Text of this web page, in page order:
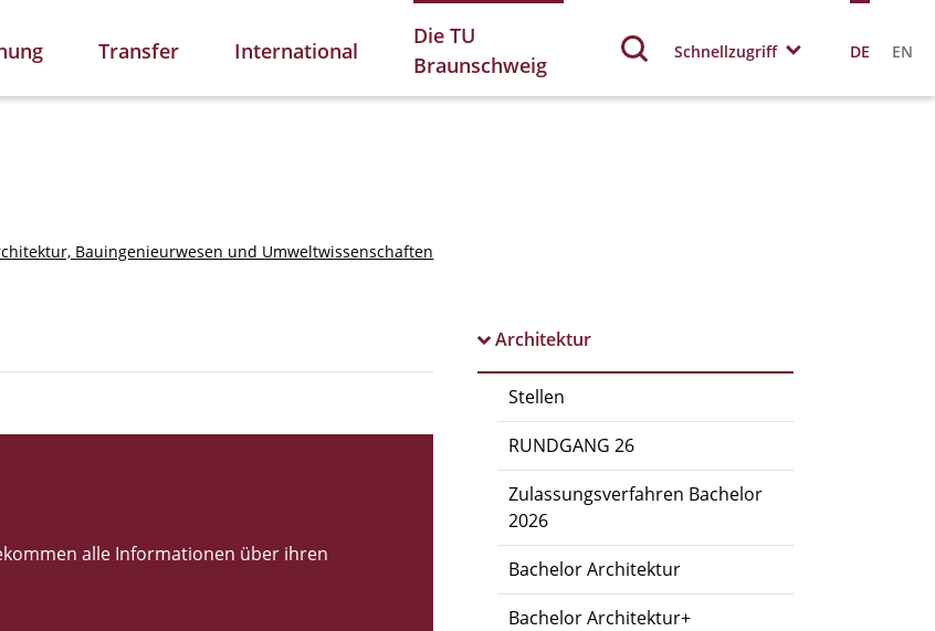
Transfer International
Die TU
Braunschweig
Schnellzugriff DE EN
Bauingenieurwesen und Umweltwissenschaften
Architektur
Stellen
RUNDGANG 26
Zulassungsverfahren Bachelor
2026
Bachelor Architektur
Bachelor Architektur+
alle Informationen über ihren